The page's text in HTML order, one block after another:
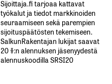
Sijoittaja.fi tarjoaa kattavat
työkalut ja tiedot markkinoiden
seuraamiseen sekä parempien
sijoituspäätösten tekemiseen.
SalkunRakentajan lukijat saavat
20 %:n alennuksen jäsenyydestä
alennuskoodilla SRSI20